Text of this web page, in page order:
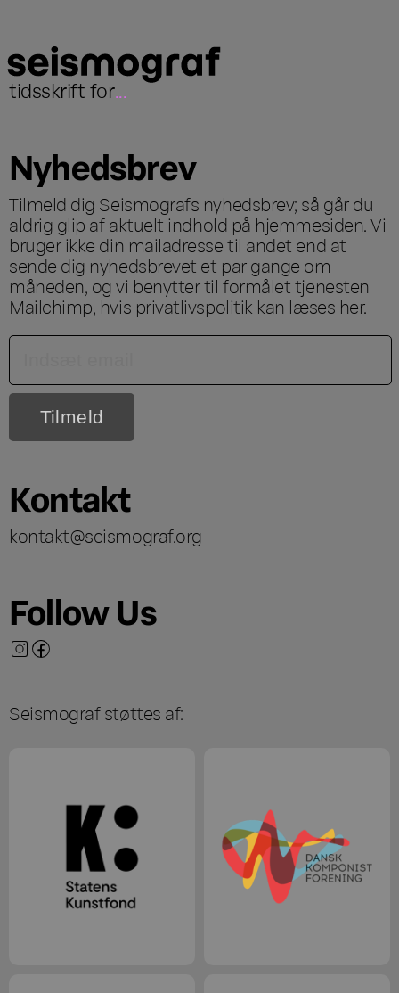
tidsskrift for...
Nyhedsbrev
Tilmeld dig Seismografs nyhedsbrev; så går du
aldrig glip af aktuelt indhold på hjemmesiden. Vi
bruger ikke din mailadresse til andet end at
sende dig nyhedsbrevet et par gange om
måneden, og vi benytter til formålet tjenesten
Mailchimp, hvis privatlivspolitik kan læses her.
Kontakt
kontakt@seismograf.org
Follow Us
Seismograf støttes af: